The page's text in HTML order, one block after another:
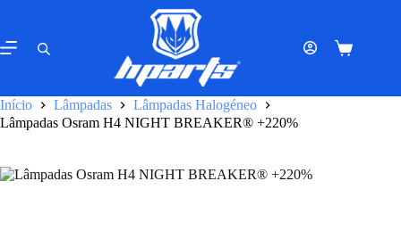
o
conteúdo
Carrinho
Início
Lâmpadas
Lâmpadas Halogéneo
Lâmpadas Osram H4 NIGHT BREAKER® +220%